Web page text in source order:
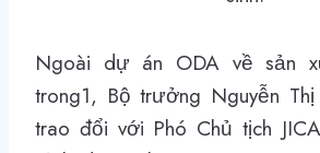
Ngoài dự án ODA về sản
trong1, Bộ trưởng Nguyễn
trao đổi với Phó Chủ tịch